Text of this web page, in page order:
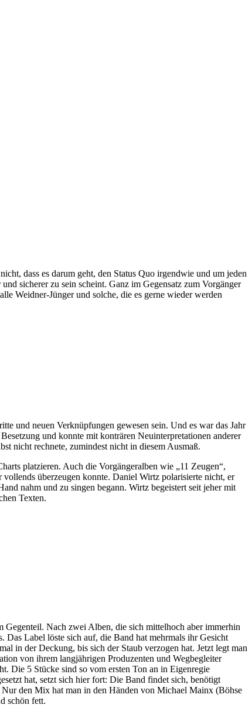
dass es darum geht, den Status Quo irgendwie und um jeden
sicherer zu sein scheint. Ganz im Gegensatz zum Vorgänger
Weidner-Jünger und solche, die es gerne wieder werden
und neuen Verknüpfungen gewesen sein. Und es war das Jahr
und konnte mit konträren Neuinterpretationen anderer
nicht rechnete, zumindest nicht in diesem Ausmaß.
platzieren. Auch die Vorgängeralben wie „11 Zeugen“,
überzeugen konnte. Daniel Wirtz polarisierte nicht, er
nahm und zu singen begann. Wirtz begeistert seit jeher mit
Texten.
Nach zwei Alben, die sich mittelhoch aber immerhin
Das Label löste sich auf, die Band hat mehrmals ihr Gesicht
in der Deckung, bis sich der Staub verzogen hat. Jetzt legt man
von ihrem langjährigen Produzenten und Wegbegleiter
Die 5 Stücke sind so vom ersten Ton an in Eigenregie
hat, setzt sich hier fort: Die Band findet sich, benötigt
den Mix hat man in den Händen von Michael Mainx (Böhse
schön fett.